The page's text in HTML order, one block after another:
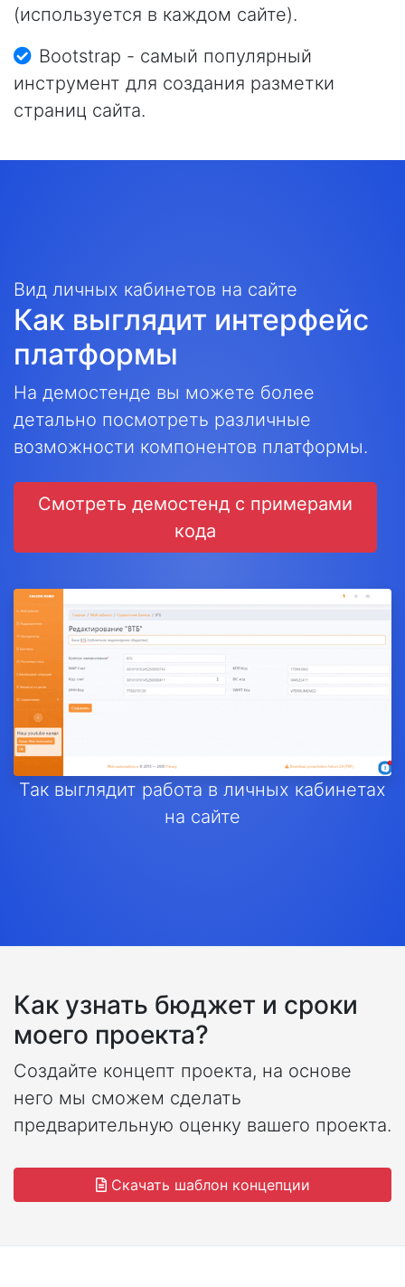
(используется в каждом сайте).
Bootstrap - самый популярный
инструмент для создания разметки
страниц сайта.
Вид личных кабинетов на сайте
Как выглядит интерфейс
платформы
На демостенде вы можете более
детально посмотреть различные
возможности компонентов платформы.
Смотреть демостенд с примерами
кода
Так выглядит работа в личных кабинетах
на сайте
Как узнать бюджет и сроки
моего проекта?
Создайте концепт проекта, на основе
него мы сможем сделать
предварительную оценку вашего проекта.
Скачать шаблон концепции